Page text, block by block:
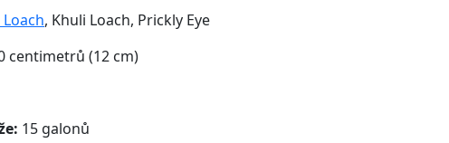
, Khuli Loach, Prickly Eye
centimetrů (12 cm)
15 galonů